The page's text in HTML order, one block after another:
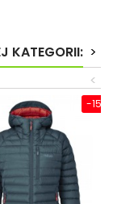
KATEGORII: >
<
-15%